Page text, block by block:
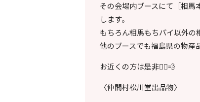
その会場内ブースにて［相
します。
もちろん相馬もちパイ以外の
他のブースでも福島県の物産
お近くの方は是非🏃‍♀️💨
〈仲間村松川堂出品物〉